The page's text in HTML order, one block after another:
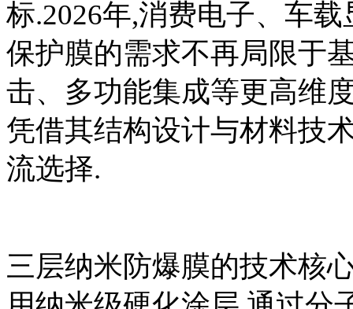
标.2026年,消费电子、车
保护膜的需求不再局限于
击、多功能集成等更高维
凭借其结构设计与材料技
流选择.
三层纳米防爆膜的技术核